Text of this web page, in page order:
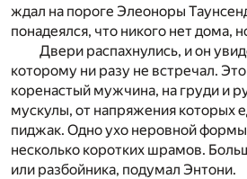
ждал на пороге Элеоноры
понадеялся, что никого нет дома,
Двери распахнулись, и он
которому ни разу не встречал.
коренастый мужчина, на груди и
мускулы, от напряжения которых
пиджак. Одно ухо неровной
несколько коротких шрамов.
или разбойника, подумал Энтони.